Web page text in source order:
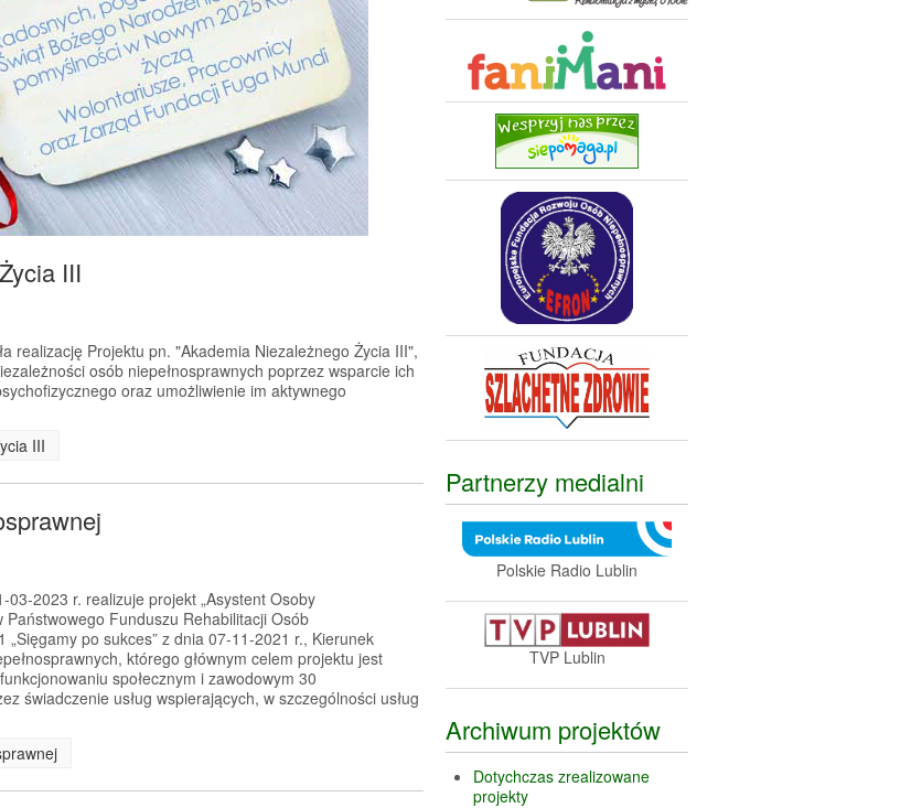
III
realizację Projektu pn. "Akademia Niezależnego Życia III",
osób niepełnosprawnych poprzez wsparcie ich
oraz umożliwienie im aktywnego
III
2023 r. realizuje projekt „Asystent Osoby
Państwowego Funduszu Rehabilitacji Osób
po sukces” z dnia 07-11-2021 r., Kierunek
którego głównym celem projektu jest
społecznym i zawodowym 30
świadczenie usług wspierających, w szczególności usług
Partnerzy medialni
Polskie Radio Lublin
TVP Lublin
Archiwum projektów
Dotychczas zrealizowane
projekty